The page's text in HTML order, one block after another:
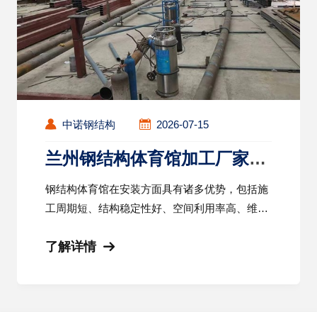
中诺钢结构 2026-07-15
兰州钢结构体育馆加工厂家详
钢结构体育馆在安装方面具有诸多优势，包括施
工周期短、结构稳定性好、空间利用率高、维护
这些优势使得钢结构体育馆在体育场馆建设中越
了解详情